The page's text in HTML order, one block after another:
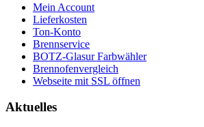
Mein Account
Lieferkosten
Ton-Konto
Brennservice
BOTZ-Glasur Farbwähler
Brennofenvergleich
Webseite mit SSL öffnen
Aktuelles